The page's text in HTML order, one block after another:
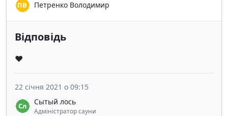
Петренко Володимир
Відповідь
❤️
Сытый лось
Адміністратор сауни
22 січня 2021 о 09:15